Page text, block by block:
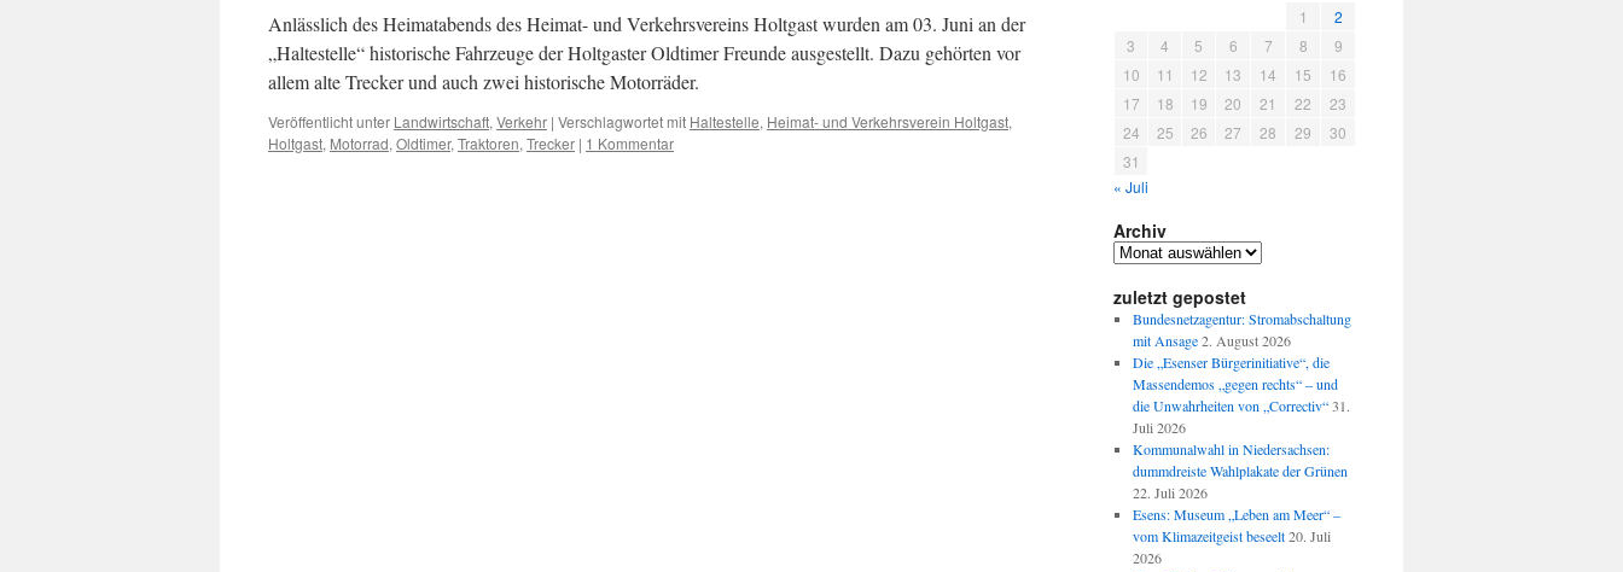
Anlässlich des Heimatabends des Heimat- und Verkehrsvereins Holtgast wurden am 03. Juni an der
„Haltestelle“ historische Fahrzeuge der Holtgaster Oldtimer Freunde ausgestellt. Dazu gehörten vor
allem alte Trecker und auch zwei historische Motorräder.
Veröffentlicht unter Landwirtschaft, Verkehr | Verschlagwortet mit Haltestelle, Heimat- und Verkehrsverein Holtgast,
Holtgast, Motorrad, Oldtimer, Traktoren, Trecker | 1 Kommentar
1
2
3
4 5 6 7 8
9
10
11 12 13 14 15
16
17
18 19 20 21 22
23
24
25 26 27 28 29
30
31
« Juli
Archiv
Archiv
zuletzt gepostet
Bundesnetzagentur: Stromabschaltung
mit Ansage 2. August 2026
Die „Esenser Bürgerinitiative“, die
Massendemos „gegen rechts“ – und
die Unwahrheiten von „Correctiv“ 31.
Juli 2026
Kommunalwahl in Niedersachsen:
dummdreiste Wahlplakate der Grünen
22. Juli 2026
Esens: Museum „Leben am Meer“ –
vom Klimazeitgeist beseelt 20. Juli
2026